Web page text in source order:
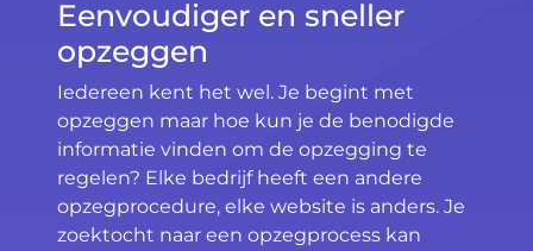
Eenvoudiger en sneller
opzeggen
Iedereen kent het wel. Je begint met
opzeggen maar hoe kun je de benodigde
informatie vinden om de opzegging te
regelen? Elke bedrijf heeft een andere
opzegprocedure, elke website is anders. Je
zoektocht naar een opzegprocess kan